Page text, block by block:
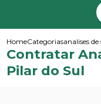
HomeCategoriasanalises
Contratar
Pilar do Sul